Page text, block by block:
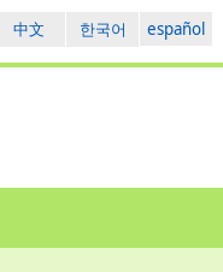
中文 한국어 español